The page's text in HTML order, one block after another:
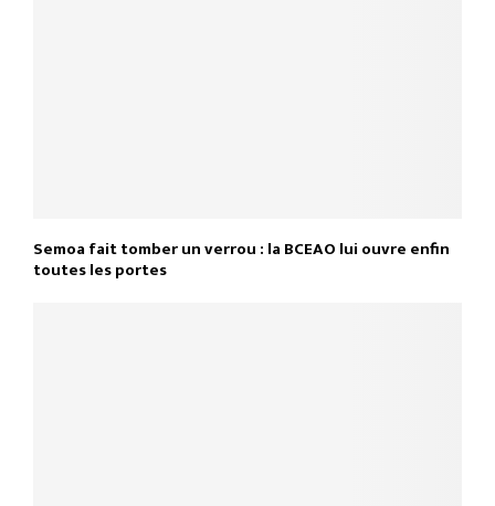
Semoa fait tomber un verrou : la BCEAO lui ouvre enfin
toutes les portes